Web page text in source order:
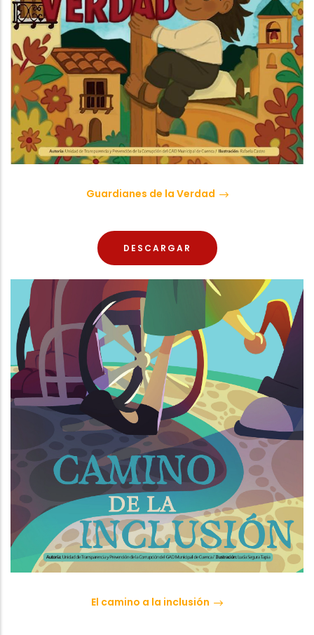
Guardianes de la Verdad
DESCARGAR
ㅤEl camino a la inclusión